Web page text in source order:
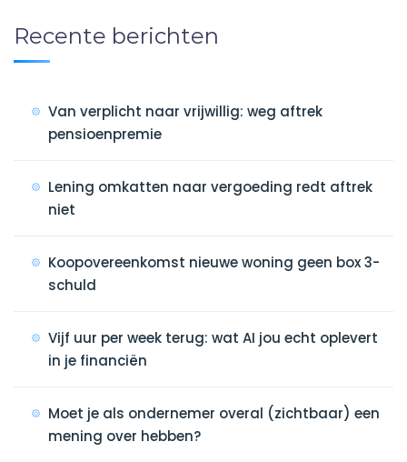
Recente berichten
Van verplicht naar vrijwillig: weg aftrek
pensioenpremie
Lening omkatten naar vergoeding redt aftrek
niet
Koopovereenkomst nieuwe woning geen box 3-
schuld
Vijf uur per week terug: wat AI jou echt oplevert
in je financiën
Moet je als ondernemer overal (zichtbaar) een
mening over hebben?